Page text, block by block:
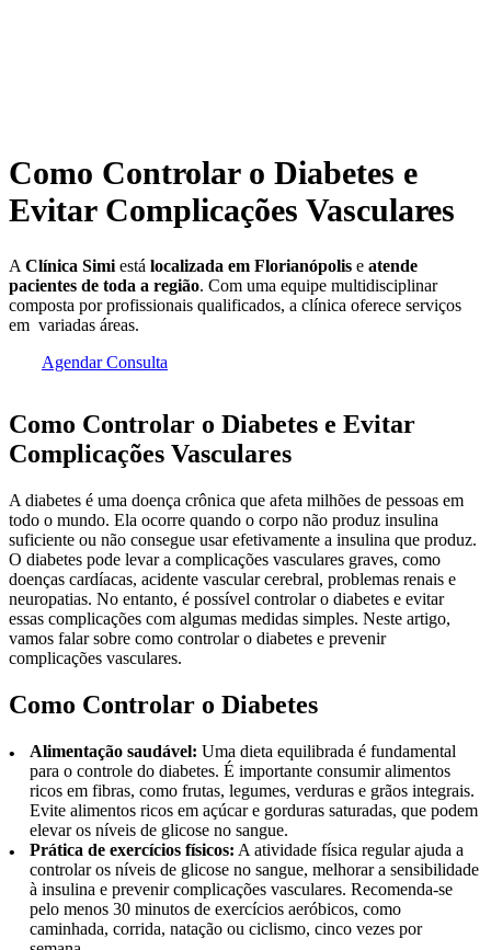
Como Controlar o Diabetes e
Evitar Complicações Vasculares
A Clínica Simi está localizada em Florianópolis e atende
pacientes de toda a região. Com uma equipe multidisciplinar
composta por profissionais qualificados, a clínica oferece serviços
em variadas áreas.
Agendar Consulta
Como Controlar o Diabetes e Evitar
Complicações Vasculares
A diabetes é uma doença crônica que afeta milhões de pessoas em
todo o mundo. Ela ocorre quando o corpo não produz insulina
suficiente ou não consegue usar efetivamente a insulina que produz.
O diabetes pode levar a complicações vasculares graves, como
doenças cardíacas, acidente vascular cerebral, problemas renais e
neuropatias. No entanto, é possível controlar o diabetes e evitar
essas complicações com algumas medidas simples. Neste artigo,
vamos falar sobre como controlar o diabetes e prevenir
complicações vasculares.
Como Controlar o Diabetes
Alimentação saudável: Uma dieta equilibrada é fundamental
para o controle do diabetes. É importante consumir alimentos
ricos em fibras, como frutas, legumes, verduras e grãos integrais.
Evite alimentos ricos em açúcar e gorduras saturadas, que podem
elevar os níveis de glicose no sangue.
Prática de exercícios físicos: A atividade física regular ajuda a
controlar os níveis de glicose no sangue, melhorar a sensibilidade
à insulina e prevenir complicações vasculares. Recomenda-se
pelo menos 30 minutos de exercícios aeróbicos, como
caminhada, corrida, natação ou ciclismo, cinco vezes por